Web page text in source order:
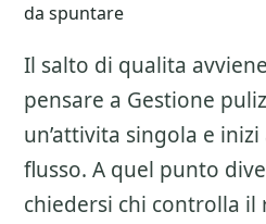
da spuntare
Il salto di qualita
pensare a Gestione
un’attivita singola e
flusso. A quel punto
chiedersi chi controlla il